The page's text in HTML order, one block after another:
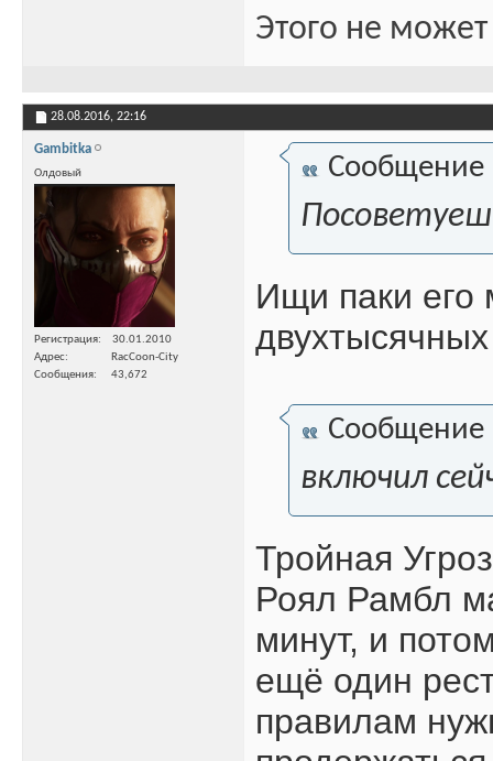
Этого не
28.08.2016, 22:16
Gambitka
Олдовый
Регистрация
30.01.2010
Адрес
RacCoon-City
Сообщения
43,672
Сообщение
Ищи паки его
Сообщение
включил
Тройная
Роял Рамбл
минут, и
ещё один
правилам